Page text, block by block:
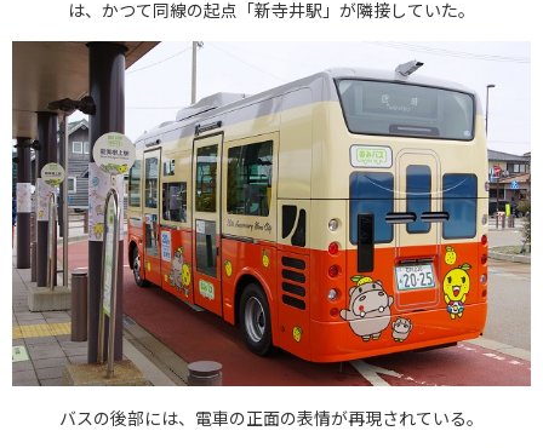
は、かつて同線の起点「新寺井駅」が隣接していた。
バスの後部には、電車の正面の表情が再現されている。